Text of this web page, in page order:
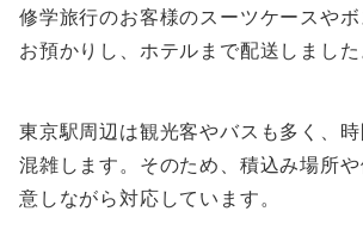
修学旅行のお客様のスーツケースや
お預かりし、ホテルまで配送しました
東京駅周辺は観光客やバスも多く、
混雑します。そのため、積込み場所
意しながら対応しています。